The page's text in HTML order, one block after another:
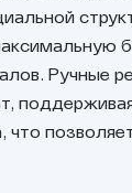
Ручные
что